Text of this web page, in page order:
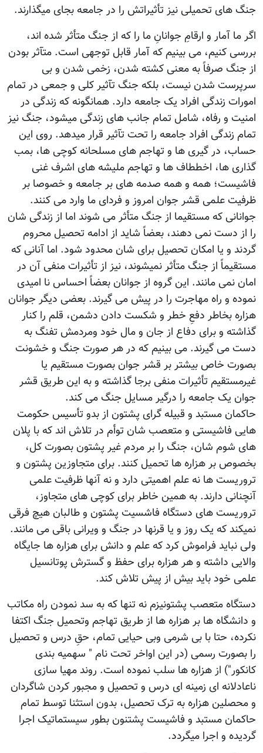
جنگ های تحمیلی نیز تأثیراتش را در جامعه بجای میگذارند.
اگر ما آمار و ارقامِ جوانانِ ما را که از جنگ متأثر شده اند،
بررسی کنیم، می بینیم که آمار قابل توجهی است. متآثر بودن
از جنگ صرفاً به معنی کشته شدن، زخمی شدن و بی
سرپرست شدن نیست، بلکه جنگ تآثیر کلی و جمعی در تمام
امورات زندگی افراد یک جامعه دارد. همانگونه که زندگی در
امنیت و رفاه، شامل تمام جانب های زندگی میشود، جنگ نیز
تمام زندگی افراد جامعه را تحت تآثیر قرار میدهد. روی این
حساب، در گیری ها و تهاجم های مسلحانه کوچی ها، بمب
گذاری ها، اخططاف ها و تهاجم ملیشه های اشرف غنی
فاشیست؛ همه و همه صدمه های بر جامعه و خصوصا بر
ظرفیت علمی قشر جوان امروز و فردای ما وارد می کنند.
جوانانی که مستقیما از جنگ متأثر می شوند اما از زندگی شان
را از دست نمی دهند، بعضاً شاید از ادامه تحصیل محروم
گردند و یا امکان تحصیل برای شان محدود شود. اما آنانی که
مستقیماً از جنگ متأثر نمیشوند، نیز از تأثیرات منفی آن در
امان نمی مانند. این گروه از جوانان بعضاً احساس نا امیدی
نموده و راه مهاجرت را در پیش می گیرند. بعضی دیگر جوانان
هزاره بخاطر دفعِ خطر و شکست دادن دشمن، قلم را کنار
گذاشته و برای دفاع از جان و مال خود ومردمش تفنگ به
دست می گیرند. می بینیم که در هر صورت جنگ و خشونت
بصورت خاص بیشتر بر قشر جوان بصورت مستقیم یا
غیرمستقیم تأثیرات منفی برجا گذاشته و به این طریق قشر
جوان یک جامعه را درگیر مسایل جنگ می کند.
حاکمان مستبد و قبیله گرای پشتون از بدو تأسیس حکومت
هایی فاشیستی و متعصب شان توأم در تلاش اند که با پلان
های شوم شان، جنگ را بر مردم غیر پشتون بصورت کل،
بخصوص بر هزاره ها تحمیل کنند. برای متجاوزین پشتون و
تروریست ها نه علم اهمیتی دارد و نه آنها ظرفیت علمی
آنچنانی دارند. به همین خاطر برای کوچی های متجاوز،
تروریست های دستگاه فاشسیت پشتون و طالبان هیچ فرقی
نمیکند که یک روز و یا قرنها در جنگ و ویرانی باقی می مانند.
ولی نباید فراموش کرد که علم و دانش برای هزاره ها جایگاه
والایی داشته و هر هزاره برای حفظ و گسترش پوتانسیل
علمی خود باید بیش از پیش تلاش کند.
دستگاه متعصب پشتونیزم نه تنها که به سد نمودن راه مکاتب
و دانشگاه ها بر هزاره ها از طریق تهاجم وتحمیل جنگ اکتفا
نکرده، حتا با بی شرمی وبی حیایی تمام، حقِ درس و تحصیل
را بصورت رسمی (در این اواخر تحت نام " سهمیه بندی
کانکور") از هزاره ها سلب نموده است. روند مهیا سازی
ناعادلانه ای زمینه ای درس و تحصیل و مجبور کردن شاگردان
و محصلین هزاره به ترک تحصیل، بدون استثنا توسط تمام
حاکمان مستبد و فاشیست پشتنون بطور سیستماتیک اجرا
گردیده و اجرا میگردد.